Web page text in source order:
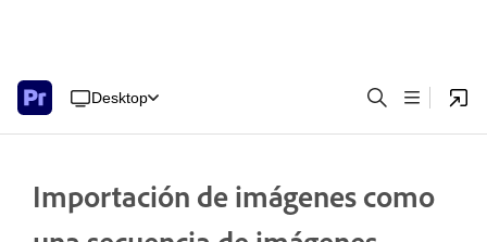
Desktop
Importación de imágenes como